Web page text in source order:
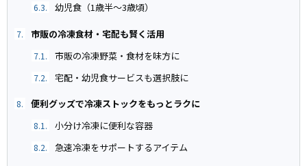
6.3. 幼児食（1歳半〜3歳頃）
7. 市販の冷凍食材・宅配も賢く活用
7.1. 市販の冷凍野菜・食材を味方に
7.2. 宅配・幼児食サービスも選択肢に
8. 便利グッズで冷凍ストックをもっとラクに
8.1. 小分け冷凍に便利な容器
8.2. 急速冷凍をサポートするアイテム